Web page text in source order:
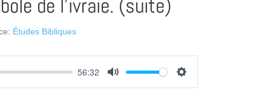
de l’ivraie. (suite)
Études Bibliques
56:32
Mute Settings